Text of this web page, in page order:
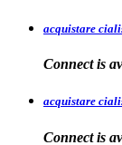
acquistare
Connect is
acquistare
Connect is